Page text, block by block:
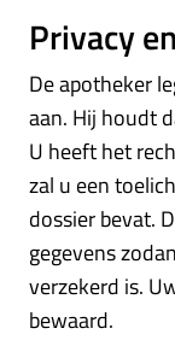
Privacy
De apotheker
aan. Hij houdt
U heeft het
zal u een
dossier bevat.
gegevens
verzekerd is.
bewaard.